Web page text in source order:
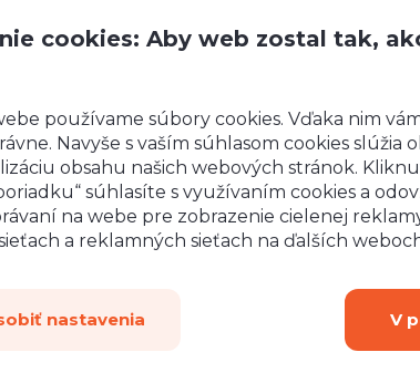
-17 %
1
cookies: Aby web zostal tak,
používame súbory cookies. Vďaka nim
Navyše s vaším súhlasom cookies slúžia
obsahu našich webových stránok.
súhlasíte s využívaním cookies a
na webe pre zobrazenie cielenej
a reklamných sieťach na ďalších
nastavenia V